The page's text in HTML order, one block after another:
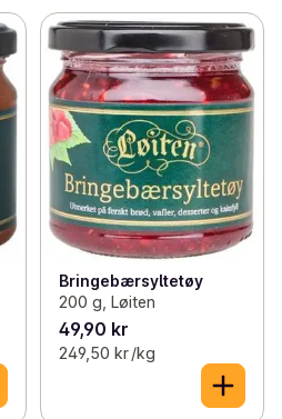
Bringebærsyltetøy
200 g, Løiten
49,90 kr
249,50 kr /kg